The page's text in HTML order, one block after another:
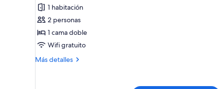
Habitación
doble
estándar,
para
no
fumadores,
1 habitación
2 personas
1 cama doble
Wifi gratuito
Más detalles
Más